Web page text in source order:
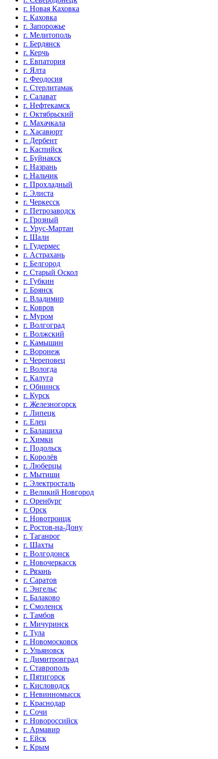
г. Новая Каховка
г. Каховка
г. Запорожье
г. Мелитополь
г. Бердянск
г. Керчь
г. Евпатория
г. Ялта
г. Феодосия
г. Стерлитамак
г. Салават
г. Нефтекамск
г. Октябрьский
г. Махачкала
г. Хасавюрт
г. Дербент
г. Каспийск
г. Буйнакск
г. Назрань
г. Нальчик
г. Прохладный
г. Элиста
г. Черкесск
г. Петрозаводск
г. Грозный
г. Урус-Мартан
г. Шали
г. Гудермес
г. Астрахань
г. Белгород
г. Старый Оскол
г. Губкин
г. Брянск
г. Владимир
г. Ковров
г. Муром
г. Волгоград
г. Волжский
г. Камышин
г. Воронеж
г. Череповец
г. Вологда
г. Калуга
г. Обнинск
г. Курск
г. Железногорск
г. Липецк
г. Елец
г. Балашиха
г. Химки
г. Подольск
г. Королёв
г. Люберцы
г. Мытищи
г. Электросталь
г. Великий Новгород
г. Оренбург
г. Орск
г. Новотроицк
г. Ростов-на-Дону
г. Таганрог
г. Шахты
г. Волгодонск
г. Новочеркасск
г. Рязань
г. Саратов
г. Энгельс
г. Балаково
г. Смоленск
г. Тамбов
г. Мичуринск
г. Тула
г. Новомосковск
г. Ульяновск
г. Димитровград
г. Ставрополь
г. Пятигорск
г. Кисловодск
г. Невинномысск
г. Краснодар
г. Сочи
г. Новороссийск
г. Армавир
г. Ейск
г. Крым